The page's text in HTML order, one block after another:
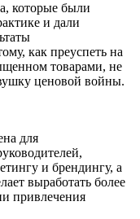
которые были
и дали
как преуспеть на
товарами, не
ценовой войны.
для
и брендингу, а
выработать более
привлечения